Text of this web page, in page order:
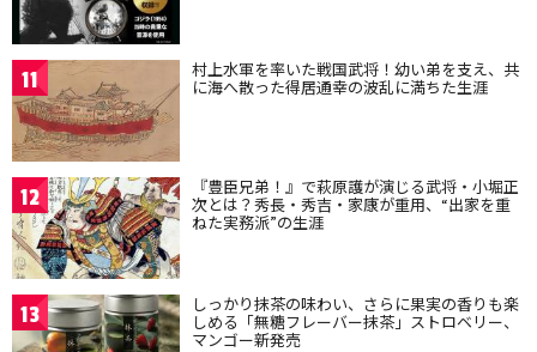
11 村上水軍を率いた戦国武将！幼い弟を支え、共
に海へ散った得居通幸の波乱に満ちた生涯
12 『豊臣兄弟！』で萩原護が演じる武将・小堀正
次とは？秀長・秀吉・家康が重用、“出家を重
ねた実務派”の生涯
13 しっかり抹茶の味わい、さらに果実の香りも楽
しめる「無糖フレーバー抹茶」ストロベリー、
マンゴー新発売